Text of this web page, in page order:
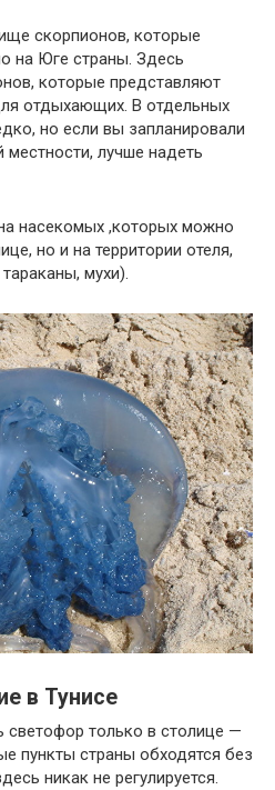
скорпионов, которые
на Юге страны. Здесь
которые представляют
отдыхающих. В отдельных
но если вы запланировали
местности, лучше надеть
насекомых ,которых можно
но и на территории отеля,
мухи).
в Тунисе
светофор только в столице —
пункты страны обходятся без
никак не регулируется.